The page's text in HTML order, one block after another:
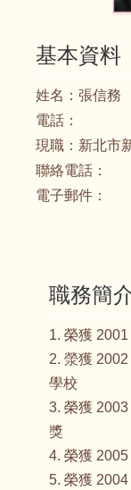
基本資料
姓名： 張信務
電話：
現職： 新北市
聯絡電話：
電子郵件：
職務簡
1. 榮獲
2. 滎獲
學校
3. 榮獲
獎
4. 榮獲
5. 榮獲